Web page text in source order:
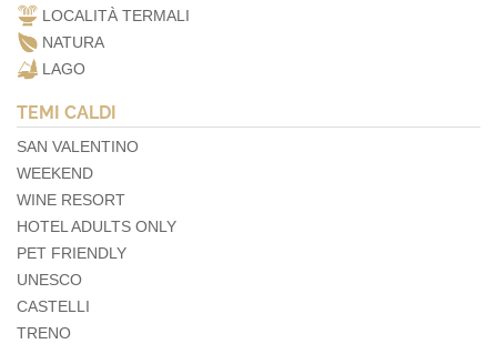
LOCALITÀ TERMALI
NATURA
LAGO
TEMI CALDI
SAN VALENTINO
WEEKEND
WINE RESORT
HOTEL ADULTS ONLY
PET FRIENDLY
UNESCO
CASTELLI
TRENO